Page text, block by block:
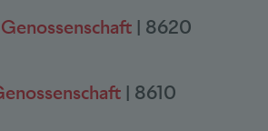
| 8620
| 8610